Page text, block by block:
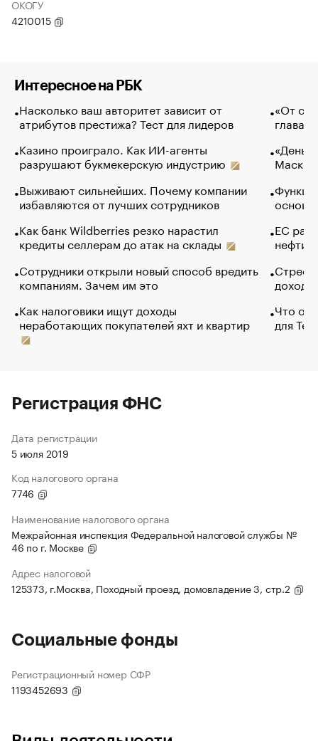
ОКОГУ
4210015
Интересное на РБК
Насколько ваш авторитет зависит от
атрибутов престижа? Тест для лидеров
Казино проиграло. Как ИИ-агенты
разрушают букмекерскую индустрию
Выживают сильнейших. Почему компании
избавляются от лучших сотрудников
Как банк Wildberries резко нарастил
кредиты селлерам до атак на склады
Сотрудники открыли новый способ вредить
компаниям. Зачем им это
Как налоговики ищут доходы
неработающих покупателей яхт и квартир
«От
глава
Маск в
основ
ЕС
нефти
Что
для
Регистрация ФНС
Дата регистрации
5 июля 2019
Код налогового органа
7746
Наименование налогового органа
Межрайонная инспекция Федеральной налоговой службы №
46 по г. Москве
Адрес налоговой
125373, г.Москва, Походный проезд, домовладение 3, стр.2
Социальные фонды
Регистрационный номер СФР
1193452693